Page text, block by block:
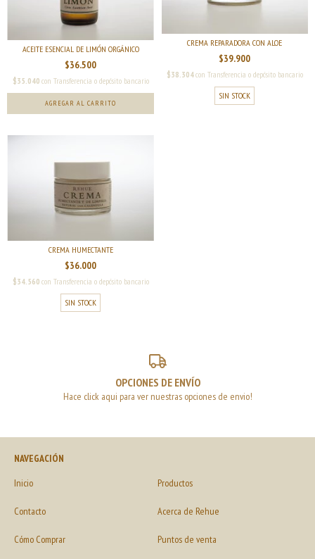
ACEITE ESENCIAL DE LIMÓN ORGÁNICO
$36.500
$35.040 con Transferencia o depósito bancario
CREMA REPARADORA CON ALOE
$39.900
$38.304con Transferencia o depósito bancario
SIN STOCK
CREMA HUMECTANTE
$36.000
$34.560 con Transferencia o depósito bancario
SIN STOCK
OPCIONES DE ENVÍO
Hace click aqui para ver nuestras opciones de envio!
NAVEGACIÓN
Inicio
Productos
Contacto Acerca de Rehue
Cómo Comprar Puntos de venta